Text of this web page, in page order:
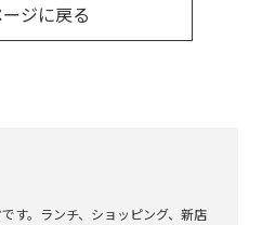
ジに戻る
す。ランチ、ショッピング、新店